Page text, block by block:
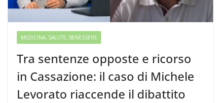
MEDICINA, SALUTE, BENESSERE
Tra sentenze opposte e ricorso
in Cassazione: il caso di Michele
Levorato riaccende il dibattito